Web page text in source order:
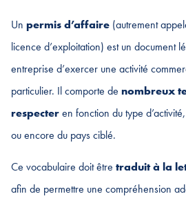
Un permis d’affaire (autrement
licence d’exploitation) est un document
entreprise d’exercer une activité
particulier. Il comporte de nombreux
respecteren fonction du type
ou encore du pays ciblé.
Ce vocabulaire doit être traduit à la
afin de permettre une compréhension